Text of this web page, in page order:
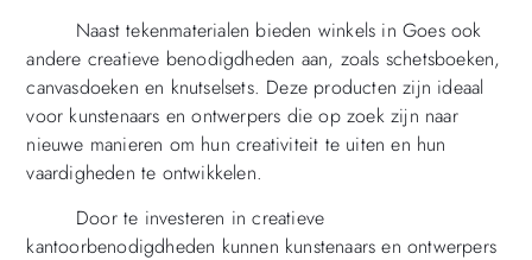
Naast tekenmaterialen bieden winkels in Goes ook
andere creatieve benodigdheden aan, zoals schetsboeken,
canvasdoeken en knutselsets. Deze producten zijn ideaal
voor kunstenaars en ontwerpers die op zoek zijn naar
nieuwe manieren om hun creativiteit te uiten en hun
vaardigheden te ontwikkelen.
Door te investeren in creatieve
kantoorbenodigdheden kunnen kunstenaars en ontwerpers